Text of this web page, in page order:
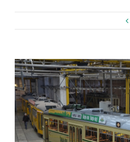
Bekijk
grotere
afbeelding